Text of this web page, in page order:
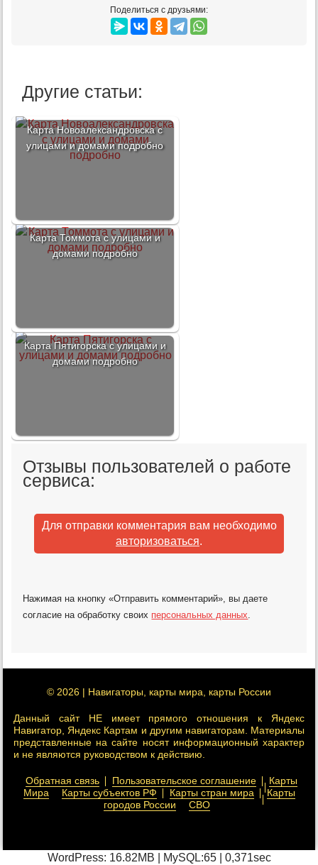
Поделиться с друзьями:
Другие статьи:
Карта Новоалександровска с
улицами и домами подробно
Карта Томмота с улицами и
домами подробно
Карта Пятигорска с улицами и
домами подробно
Отзывы пользователей о работе
сервиса:
Для отправки комментария вам необходимо
авторизоваться.
Нажимая на кнопку «Отправить комментарий», вы даете
согласие на обработку своих персональных данных.
© 2026 | Навигаторы, карты мира, карты России
Данный сайт НЕ имеет прямого отношения к Яндекс
Навигатор, Яндекс Картам и другим навигаторам. Материалы
представленные на сайте носят информационный характер
и не являются руководством к действию.
Обратная связь Пользовательское соглашение
Карты
Мира
Карты субъектов РФ Карты стран мира
Карты
городов России
СВО
WordPress: 16.82MB | MySQL:65 | 0,371sec